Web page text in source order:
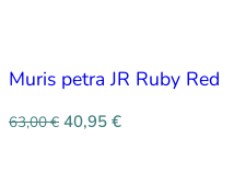
Muris petra JR Ruby Red
63,00€ 40,95 €